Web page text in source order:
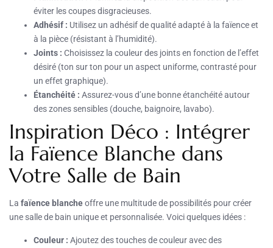
éviter les coupes disgracieuses.
Adhésif : Utilisez un adhésif de qualité adapté à la faïence et
à la pièce (résistant à l’humidité).
Joints : Choisissez la couleur des joints en fonction de l’effet
désiré (ton sur ton pour un aspect uniforme, contrasté pour
un effet graphique).
Étanchéité : Assurez-vous d’une bonne étanchéité autour
des zones sensibles (douche, baignoire, lavabo).
Inspiration Déco : Intégrer
la Faïence Blanche dans
Votre Salle de Bain
La faïence blancheoffre une multitude de possibilités pour créer
une salle de bain unique et personnalisée. Voici quelques idées :
Couleur : Ajoutez des touches de couleur avec des